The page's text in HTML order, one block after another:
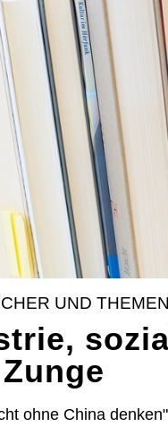
UND THEMEN
ohne China denken"